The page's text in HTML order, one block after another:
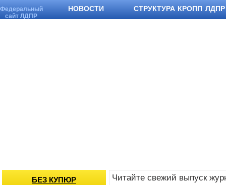
Федеральный
сайт ЛДПР
НОВОСТИ СТРУКТУРА КРОПП ЛДПР
Читайте свежий выпуск
БЕЗ КУПЮР